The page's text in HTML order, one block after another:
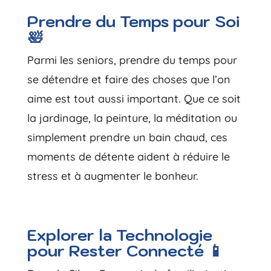
Prendre du Temps pour Soi
🛀
Parmi les seniors, prendre du temps pour
se détendre et faire des choses que l’on
aime est tout aussi important. Que ce soit
la jardinage, la peinture, la méditation ou
simplement prendre un bain chaud, ces
moments de détente aident à réduire le
stress et à augmenter le bonheur.
Explorer la Technologie
pour Rester Connecté 📱